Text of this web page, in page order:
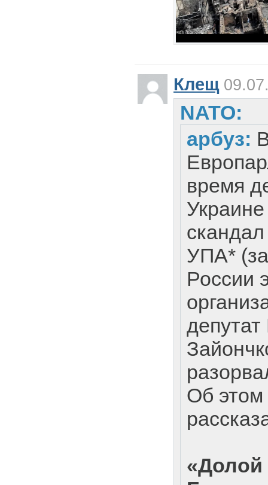
Клещ
NATO:
арбуз:
время
УПА*
России
Об этом
«Долой